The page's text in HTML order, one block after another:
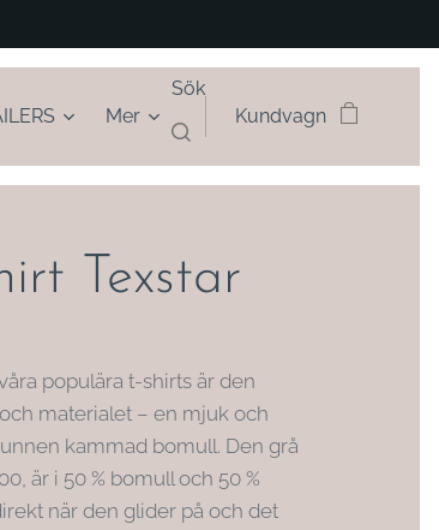
Mer
Sök
Kundvagn
Texstar
populära t-shirts är den
materialet – en mjuk och
kammad bomull. Den grå
är i 50 % bomull och 50 %
när den glider på och det